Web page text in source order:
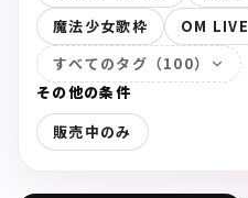
魔法少女歌枠
OM LIVE
すべてのタグ（100）
その他の条件
販売中のみ